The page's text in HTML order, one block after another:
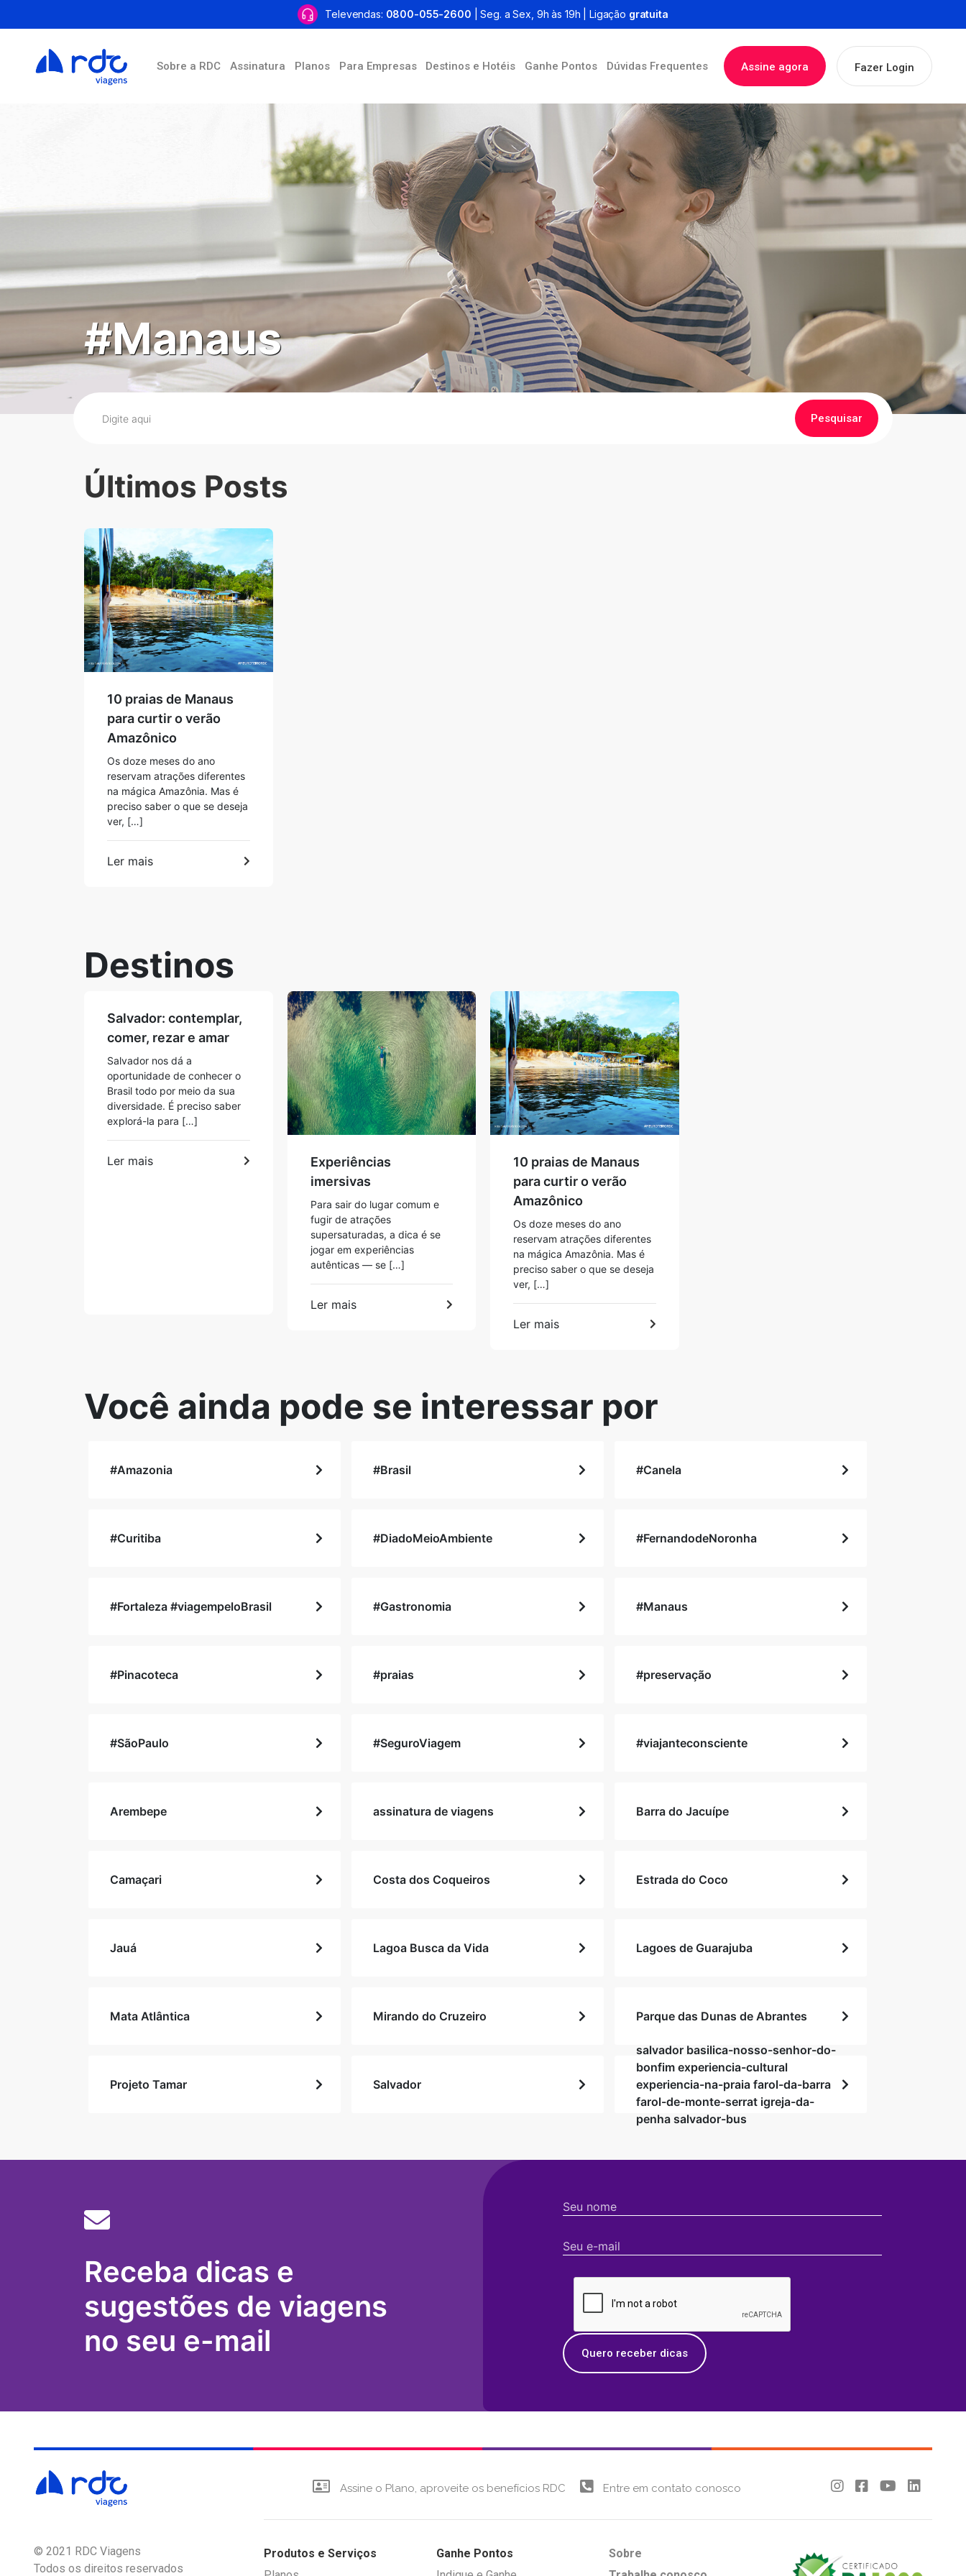
Televendas: 0800-055-2600 | Seg. a Sex, 9h às 19h | Ligação gratuita
Sobre a RDC Assinatura Planos Para Empresas Destinos e Hotéis Ganhe Pontos Dúvidas Frequentes Assine agora Fazer Login
#Manaus
Pesquisar
Últimos Posts
10 praias de Manaus
para curtir o verão
Amazônico
Os doze meses do ano
reservam atrações diferentes
na mágica Amazônia. Mas é
preciso saber o que se deseja
ver, […]
Ler mais
Destinos
Salvador: contemplar,
comer, rezar e amar
Salvador nos dá a
oportunidade de conhecer o
Brasil todo por meio da sua
diversidade. É preciso saber
explorá-la para […]
Ler mais
Experiências
imersivas
Para sair do lugar comum e
fugir de atrações
supersaturadas, a dica é se
jogar em experiências
autênticas — se […]
Ler mais
10 praias de Manaus
para curtir o verão
Amazônico
Os doze meses do ano
reservam atrações diferentes
na mágica Amazônia. Mas é
preciso saber o que se deseja
ver, […]
Ler mais
Você ainda pode se interessar por
#Amazonia #Brasil #Canela
#Curitiba #DiadoMeioAmbiente #FernandodeNoronha
#Fortaleza #viagempeloBrasil #Gastronomia #Manaus
#Pinacoteca #praias #preservação
#SãoPaulo #SeguroViagem #viajanteconsciente
Arembepe assinatura de viagens Barra do Jacuípe
Camaçari Costa dos Coqueiros Estrada do Coco
Jauá Lagoa Busca da Vida Lagoes de Guarajuba
Mata Atlântica Mirando do Cruzeiro Parque das Dunas de Abrantes
Projeto Tamar Salvador
salvador basilica-nosso-senhor-do-
bonfim experiencia-cultural
experiencia-na-praia farol-da-barra
farol-de-monte-serrat igreja-da-
penha salvador-bus
Receba dicas e
sugestões de viagens
no seu e-mail
Quero receber dicas
Assine o Plano, aproveite os benefícios RDC Entre em contato conosco
© 2021 RDC Viagens
Todos os direitos reservados
Produtos e Serviços
Ganhe Pontos
Sobre